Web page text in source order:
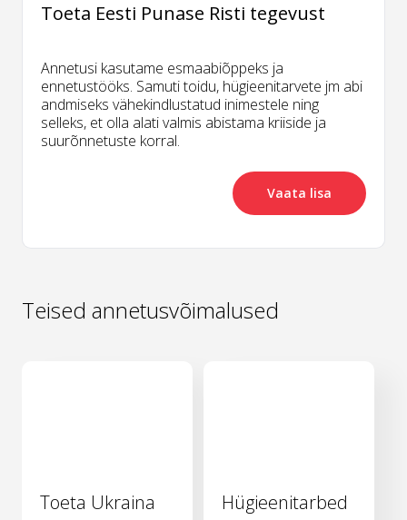
Toeta Eesti Punase Risti tegevust
Annetusi kasutame esmaabiõppeks ja
ennetustööks. Samuti toidu, hügieenitarvete jm abi
andmiseks vähekindlustatud inimestele ning
selleks, et olla alati valmis abistama kriiside ja
suurõnnetuste korral.
Vaata lisa
Teised annetusvõimalused
Toeta Ukraina
Hügieenitarbed